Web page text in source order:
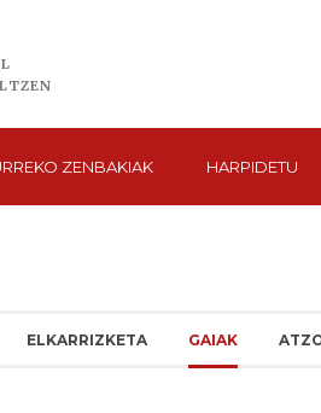
ZENBAKIAK HARPIDETU
ELKARRIZKETA GAIAK